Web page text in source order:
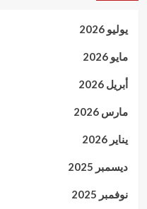
يوليو 2026
مايو 2026
أبريل 2026
مارس 2026
يناير 2026
ديسمبر 2025
نوفمبر 2025